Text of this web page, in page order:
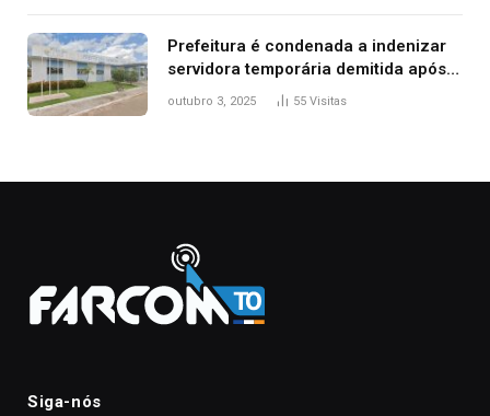
Prefeitura é condenada a indenizar
servidora temporária demitida após
nascimento da filha
outubro 3, 2025 55 Visitas
Siga-nós